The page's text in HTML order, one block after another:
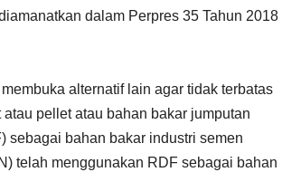
dalam Perpres 35 Tahun 2018
alternatif lain agar tidak terbatas
pellet atau bahan bakar jumputan
sebagai bahan bakar industri semen
telah menggunakan RDF sebagai bahan